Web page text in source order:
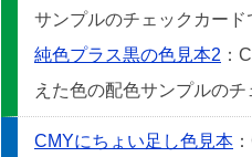
サンプルのチェックカード
純色プラス黒の色見本2 ：
えた色の配色サンプルの
CMYにちょい足し色見本